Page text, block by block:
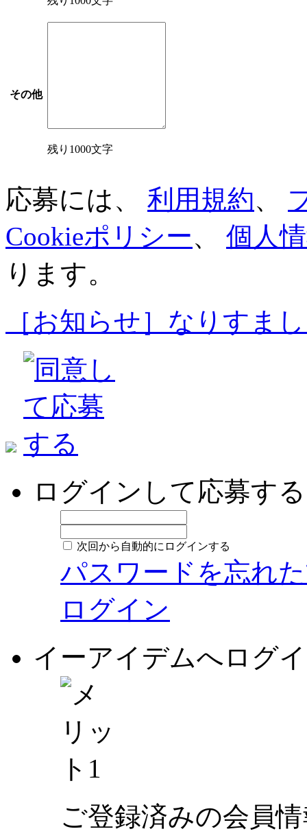
その他
残り1000文字
応募には、 利用規約、
Cookieポリシー、 個人
ります。
［お知らせ］なりすま
ログインして応募する
次回から自動的にログインする
パスワードを忘れ
ログイン
イーアイデムへログ
ご登録済みの会員